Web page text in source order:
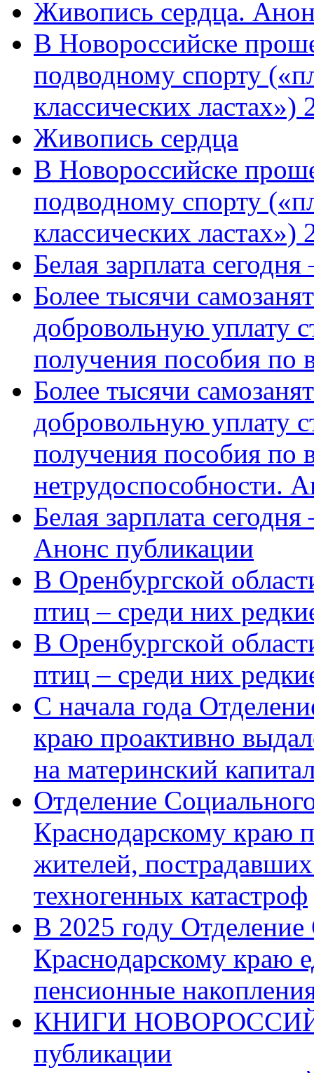
Живопись сердца.
В Новороссийске
подводному спорту
классических
Живопись сердца
В Новороссийске
подводному спорту
классических ластах»)
Белая зарплата
Более тысячи
добровольную уплату
получения пособия по
Более тысячи
добровольную уплату
получения пособия по
нетрудоспособности.
Белая зарплата
Анонс публикации
В Оренбургской
птиц – среди них
В Оренбургской
птиц – среди них
С начала года
краю проактивно
на материнский
Отделение
Краснодарскому краю
жителей,
техногенных катастроф
В 2025 году
Краснодарскому краю
пенсионные
КНИГИ
публикации